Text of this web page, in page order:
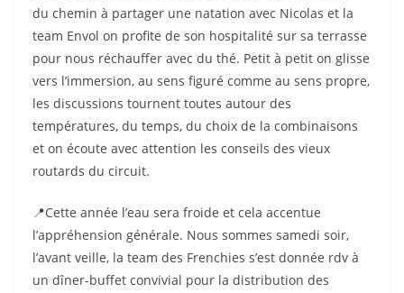
du chemin à partager une natation avec Nicolas et la
team Envol on profite de son hospitalité sur sa terrasse
pour nous réchauffer avec du thé. Petit à petit on glisse
vers l’immersion, au sens figuré comme au sens propre,
les discussions tournent toutes autour des
températures, du temps, du choix de la combinaisons
et on écoute avec attention les conseils des vieux
routards du circuit.
📍Cette année l’eau sera froide et cela accentue
l’appréhension générale. Nous sommes samedi soir,
l’avant veille, la team des Frenchies s’est donnée rdv à
un dîner-buffet convivial pour la distribution des